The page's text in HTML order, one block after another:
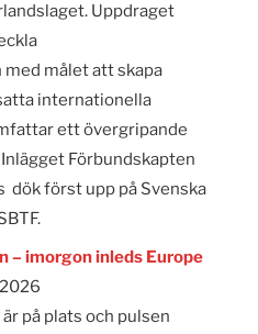
Uppdraget
målet att skapa
internationella
ett övergripande
Förbundskapten
dök först upp på Svenska
– imorgon inleds Europe
på plats och pulsen